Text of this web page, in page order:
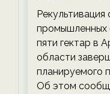
экологии на
Рекультивация
промышленных
пяти гектар в
области
планируемого
Об этом